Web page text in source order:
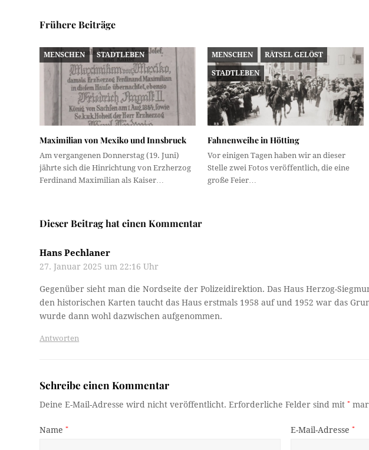
Frühere Beiträge
MENSCHEN STADTLEBEN
Maximilian von Mexiko und Innsbruck
Am vergangenen Donnerstag (19. Juni)
jährte sich die Hinrichtung von Erzherzog
Ferdinand Maximilian als Kaiser…
MENSCHEN RÄTSEL GELÖST
STADTLEBEN
Fahnenweihe in Hötting
Vor einigen Tagen haben wir an dieser
Stelle zwei Fotos veröffentlich, die eine
große Feier…
Dieser Beitrag hat einen Kommentar
Hans Pechlaner
27. Januar 2025 um 22:16 Uhr
Gegenüber sieht man die Nordseite der Polizeidirektion. Das Haus Herzog-
den historischen Karten taucht das Haus erstmals 1958 auf und 1952 war das
wurde dann wohl dazwischen aufgenommen.
Antworten
Schreibe einen Kommentar
Deine E-Mail-Adresse wird nicht veröffentlicht. Erforderliche Felder sind mit*
Name* E-Mail-Adresse *